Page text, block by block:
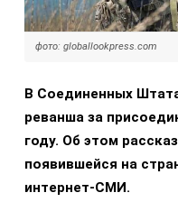
фото: globallookpress.com
В Соединенных
реванша за
году. Об этом
появившейся на
интернет-СМИ.